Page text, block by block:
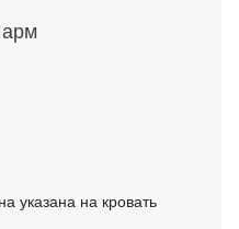
на кровать